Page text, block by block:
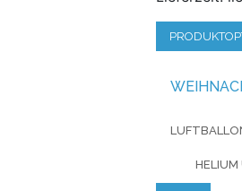
HELIUM